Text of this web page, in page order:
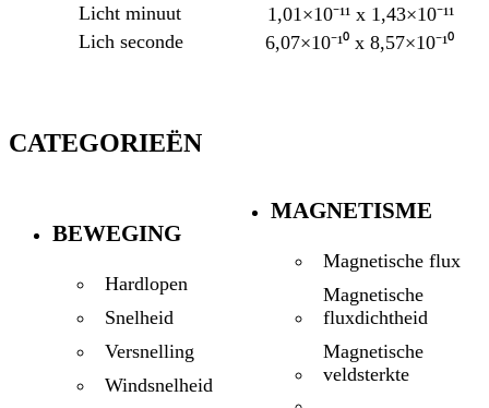
Licht minuut
1,01×10⁻¹¹ x 1,43×10⁻¹¹
Lich seconde
6,07×10⁻¹⁰ x 8,57×10⁻¹⁰
CATEGORIEËN
BEWEGING
Hardlopen
Snelheid
Versnelling
Windsnelheid
MAGNETISME
Magnetische flux
Magnetische
fluxdichtheid
Magnetische
veldsterkte